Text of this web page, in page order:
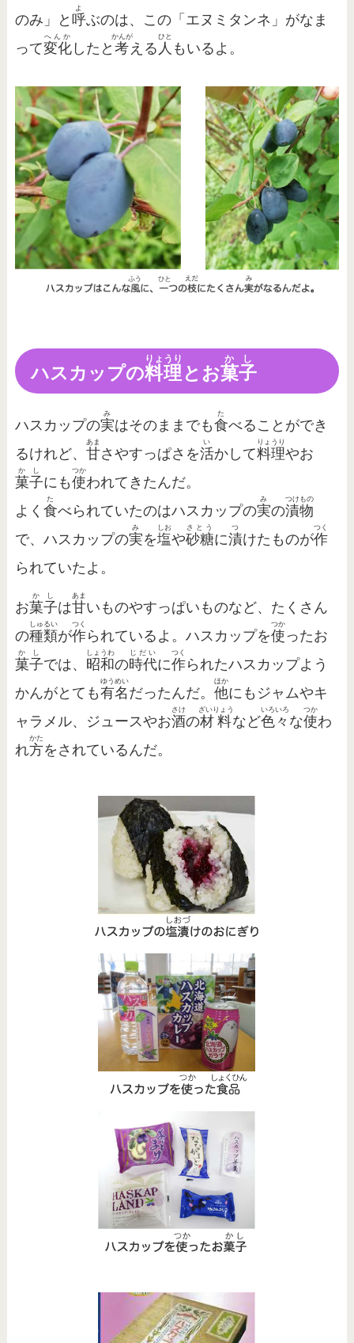
のみ」と 呼
よ
ぶのは、この「エヌミタンネ」がなま
って変化
へんか
したと 考
かんが
える 人
ひと
もいるよ。
ハスカップの料理
りょうり
とお菓子
かし
ハスカップの実
み
はそのままでも食
た
べることができ
るけれど、 甘
あま
さやすっぱさを活
い
かして料理
りょうり
やお
菓子
かし
にも使
つか
われてきたんだ。
よく 食
た
べられていたのはハスカップの実
み
の漬物
つけもの
で、ハスカップの実
み
を塩
しお
や砂糖
さとう
に漬
つ
けたものが作
つく
られていたよ。
お菓子
かし
は甘
あま
いものやすっぱいものなど、たくさん
の種類
しゅるい
が作
つく
られているよ。ハスカップを使
つか
ったお
菓子
かし
では、 昭和
しょうわ
の時代
じだい
に作
つく
られたハスカップよう
かんがとても有名
ゆうめい
だったんだ。 他
ほか
にもジャムやキ
ャラメル、ジュースやお酒
さけ
の材料
ざいりょう
など色々
いろいろ
な使
つか
わ
れ方
かた
をされているんだ。